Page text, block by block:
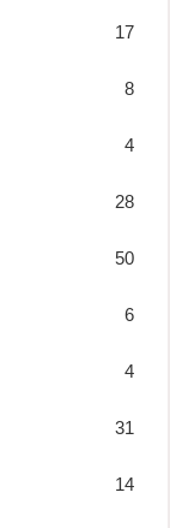
17
8
4
28
50
6
4
31
14